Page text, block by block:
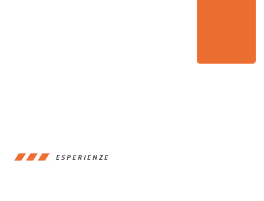
ESPERIENZE